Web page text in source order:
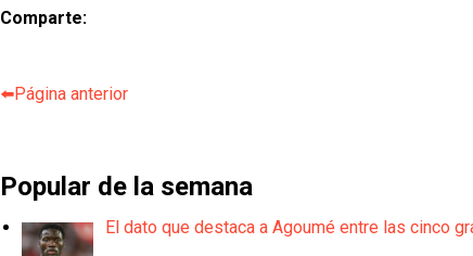
Comparte:
⬅️Página anterior
Popular de la semana
El dato que destaca a Agoumé entre las cinco